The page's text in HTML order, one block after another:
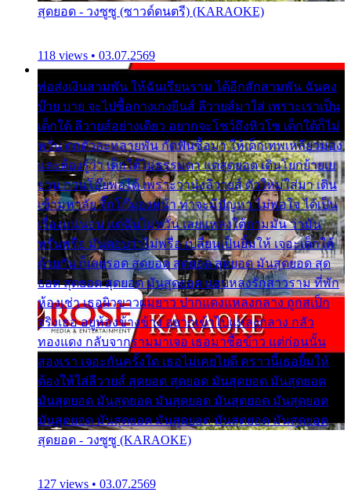
สุดยอด - วงซูซู (ซาวด์ดนตรี) (KARAOKE)
118 views • 03.07.2569
พ่อส่งเงินสามพัน ให้ฉันเรียนราม ได้อีกสักสามพัน ฉันคง
บ๊าย บาย จะไปซื้อกางเกงยีนส์ ลีวายส์มาใส่ เพราะเราเป็น
เด็กใต้ ลีวายส์อย่างเดียว อยากจะโชว์ถึงหิวโซ เด็กใต้ก็ไม่
หวั่น ตกตัวละหลายพัน กัดฟันซื้อมา ให้เด็กเทพเหลียวมอง
และต้องรู้ว่า เด็กใต้ไม่ธรรมดา แต่สุดยอด เดินโยกย้ายเย
ยวน กวนโอ๊ยพอได้ เพราะว่านุ่งลีวายส์ ตัวใหม่ใส่มา เดิน
เข้ามหาลัย จิ๊กโก๊มองหน้า ท่าจะมีปัญหา ไม่พอใจ ได้เป็น
เรื่องแน่นอน แต่ฉันไม่หวั่น เลยแหลงใต้ถามมัน ว่ามัน
พรั่นพรือ มันตอบว่าไม่พรื่อ เปลี่ยนเป็นยิ้มให้ เจอะเด็กใต้
ด้วยกัน ก็เลยรอด สุดยอด สุดยอด สุดยอด มันสุดยอด สุด
ยอด สุดยอด สุดยอด มันสุดยอด แอบหลงรักสาวราม ที่พัก
ห้องเช่า เธอผิวขาวผมยาว ปากแดงแหลงกลาง ถูกสเป็ก
จริงเธอ อยู่ห้องข้างข้าง อยากเข้าไปแหลงกลาง กลัว
ทองแดง กลับจากรามมาเจอ เธอมาซื้อข้าว แต่ก่อนนั้น
สองเรา เจอะกันครั้งใด เธอไม่เคยไยดี คราวนี้เธอยิ้มให้
ต้องให้ใส่ลีวายส์ สุดยอด สุดยอด มันสุดยอด มันสุดยอด
มันสุดยอด มันสุดยอด มันสุดยอด มันสุดยอด มันสุดยอด
มันสุดยอด มันสุดยอด มันสุดยอด มันสุดยอด มันสุดยอด
สุดยอด - วงซูซู (KARAOKE)
127 views • 03.07.2569